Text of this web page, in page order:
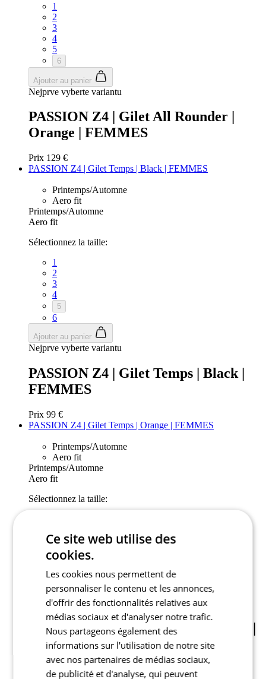
1
2
3
4
5
6
Ajouter au panier
Nejprve vyberte variantu
PASSION Z4 | Gilet All Rounder |
Orange | FEMMES
Prix 129 €
PASSION Z4 | Gilet Temps | Black | FEMMES
Printemps/Automne
Aero fit
Printemps/Automne
Aero fit
Sélectionnez la taille:
1
2
3
4
5
6
Ajouter au panier
Nejprve vyberte variantu
PASSION Z4 | Gilet Temps | Black |
FEMMES
Prix 99 €
PASSION Z4 | Gilet Temps | Orange | FEMMES
Printemps/Automne
Aero fit
Printemps/Automne
Aero fit
Sélectionnez la taille:
3
4
5
6
Ajouter au panier
Nejprve vyberte variantu
PASSION Z4 | Gilet Temps | Orange |
FEMMES
99 €
Ce site web utilise des
cookies.
Les cookies nous permettent de
personnaliser le contenu et les annonces,
d'offrir des fonctionnalités relatives aux
médias sociaux et d'analyser notre trafic.
Nous partageons également des
informations sur l'utilisation de notre site
avec nos partenaires de médias sociaux,
de publicité et d'analyse, qui peuvent